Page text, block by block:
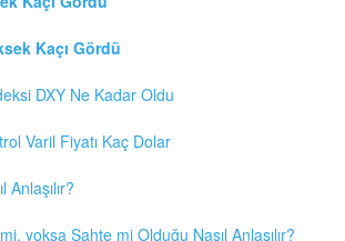
Kaçı Gördü
DXY Ne Kadar Oldu
Varil Fiyatı Kaç Dolar
Anlaşılır?
yoksa Sahte mi Olduğu Nasıl Anlaşılır?